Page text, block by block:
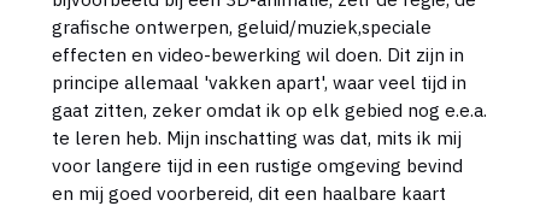
grafische ontwerpen, geluid/muziek,speciale
effecten en video-bewerking wil doen. Dit zijn in
principe allemaal 'vakken apart', waar veel tijd in
gaat zitten, zeker omdat ik op elk gebied nog e.e.a.
te leren heb. Mijn inschatting was dat, mits ik mij
voor langere tijd in een rustige omgeving bevind
en mij goed voorbereid, dit een haalbare kaart